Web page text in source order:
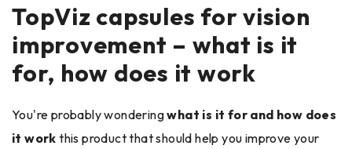
TopViz capsules for vision
improvement – what is it
for, how does it work
You're probably wonderingwhat is it for and how does
it workthis product that should help you improve your